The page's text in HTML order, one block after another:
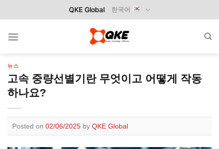
to
QKE Global 한국어
뉴스
고속 중량선별기란 무엇이고 어떻게 작동
하나요?
Posted on 02/06/2025 by QKE Global